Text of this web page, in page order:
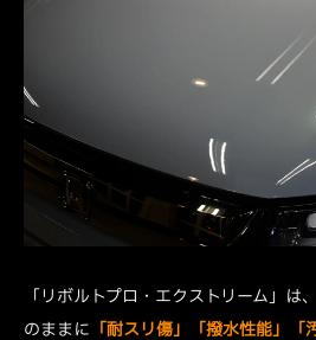
「リボルトプロ・エクストリーム」は
のままに 「耐スリ傷」「撥水性能」「